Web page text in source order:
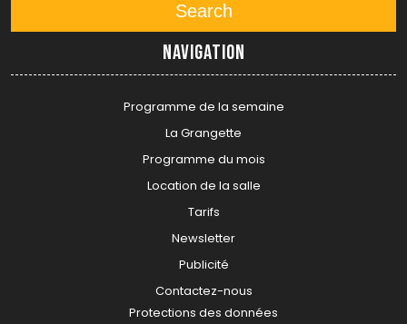
Search
Navigation
Programme de la semaine
La Grangette
Programme du mois
Location de la salle
Tarifs
Newsletter
Publicité
Contactez-nous
Protections des données